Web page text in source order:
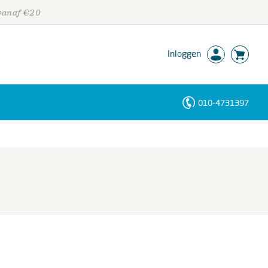
€20
Inloggen
010-4731397
Personen